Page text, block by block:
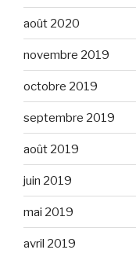
août 2020
novembre 2019
octobre 2019
septembre 2019
août 2019
juin 2019
mai 2019
avril 2019